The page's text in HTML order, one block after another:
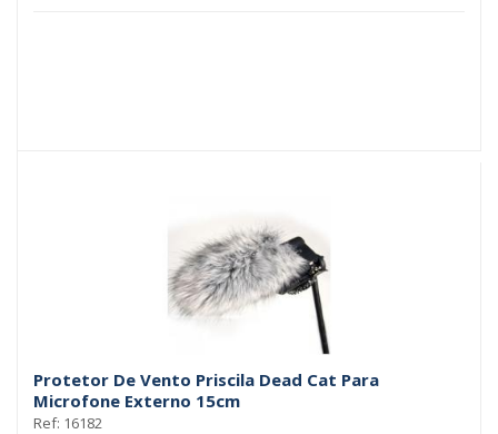
Protetor De Vento Priscila Dead Cat Para
Microfone Externo 15cm
Ref: 16182